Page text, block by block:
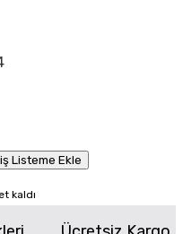
Listeme Ekle
kaldı